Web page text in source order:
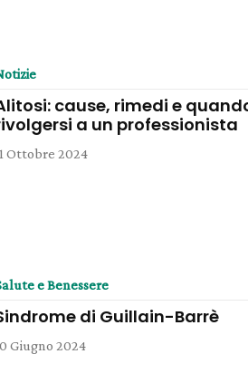
cause, rimedi e
a un professionista
Ottobre 2024
e Benessere
di Guillain-Barrè
Giugno 2024